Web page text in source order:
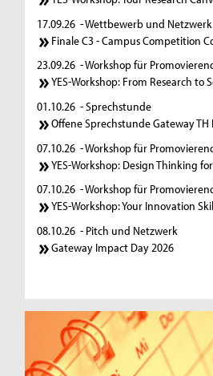
17.09.26 - Wettbewerb und Netzwerk
Finale C3 - Campus Competition
23.09.26 - Workshop für
YES-Workshop: From Research to
01.10.26 - Sprechstunde
Offene Sprechstunde Gateway
07.10.26 - Workshop für
YES-Workshop: Design Thinking
07.10.26 - Workshop für
YES-Workshop: Your Innovation
08.10.26 - Pitch und Netzwerk
Gateway Impact Day 2026